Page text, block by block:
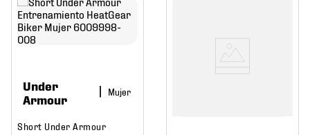
Under
Armour
Mujer
Short Under Armour